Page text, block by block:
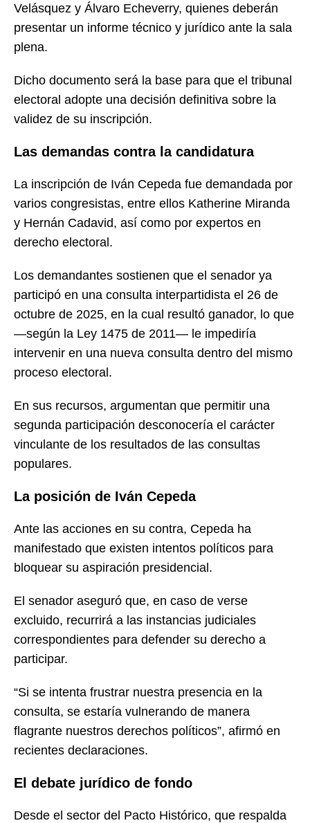
Velásquez y Álvaro Echeverry, quienes deberán
presentar un informe técnico y jurídico ante la sala
plena.
Dicho documento será la base para que el tribunal
electoral adopte una decisión definitiva sobre la
validez de su inscripción.
Las demandas contra la candidatura
La inscripción de Iván Cepeda fue demandada por
varios congresistas, entre ellos Katherine Miranda
y Hernán Cadavid, así como por expertos en
derecho electoral.
Los demandantes sostienen que el senador ya
participó en una consulta interpartidista el 26 de
octubre de 2025, en la cual resultó ganador, lo que
—según la Ley 1475 de 2011— le impediría
intervenir en una nueva consulta dentro del mismo
proceso electoral.
En sus recursos, argumentan que permitir una
segunda participación desconocería el carácter
vinculante de los resultados de las consultas
populares.
La posición de Iván Cepeda
Ante las acciones en su contra, Cepeda ha
manifestado que existen intentos políticos para
bloquear su aspiración presidencial.
El senador aseguró que, en caso de verse
excluido, recurrirá a las instancias judiciales
correspondientes para defender su derecho a
participar.
“Si se intenta frustrar nuestra presencia en la
consulta, se estaría vulnerando de manera
flagrante nuestros derechos políticos”, afirmó en
recientes declaraciones.
El debate jurídico de fondo
Desde el sector del Pacto Histórico, que respalda